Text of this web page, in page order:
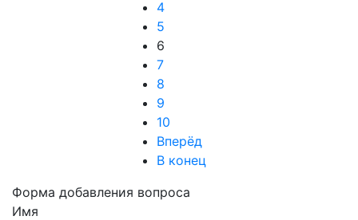
4
5
6
7
8
9
10
Вперёд
В конец
Форма добавления вопроса
Имя